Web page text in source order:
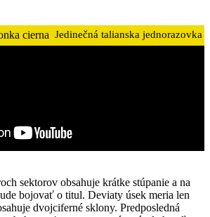
Jedinečná talianska jednorazovka
sektorov obsahuje krátke stúpanie a na
bojovať o titul. Deviaty úsek meria len
dvojciferné sklony. Predposledná